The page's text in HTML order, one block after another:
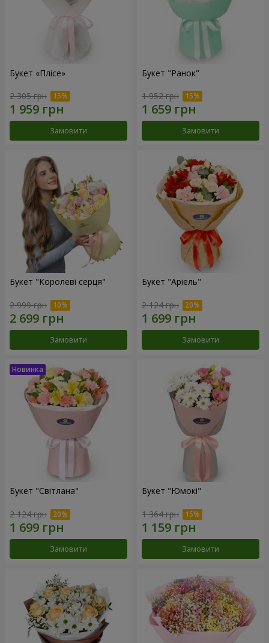
Букет «Плісе»
2 305 грн
Замовити
Букет "Ранок"
1 952 грн
Замовити
Букет "Королеві серця"
2 999 грн
Замовити
Букет "Аріель"
2 124 грн
Замовити
Букет "Світлана"
2 124 грн
Замовити
Букет "Юмокі"
1 364 грн
Замовити